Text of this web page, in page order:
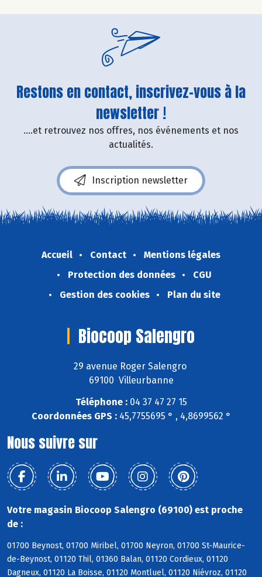
Restons en contact, inscrivez-vous à la
newsletter !
....et retrouvez nos offres, nos événements et nos
actualités.
Inscription newsletter
Accueil Contact
Mentions légales
Protection des données
CGU
Gestion des cookies
Plan du site
Biocoop Salengro
29 avenue Roger Salengro
69100 Villeurbanne
Téléphone :04 37 47 27 15
Coordonnées GPS :45,7755695 ° , 4,8699562 °
Nous suivre sur
Votre magasin Biocoop Salengro (69100) est proche
de :
01700 Beynost, 01700 Miribel, 01700 Neyron, 01700 St-Maurice-
de-Beynost, 01120 Thil, 01360 Balan, 01120 Cordieux, 01120
Dagneux, 01120 La Boisse, 01120 Montluel, 01120 Niévroz, 01120